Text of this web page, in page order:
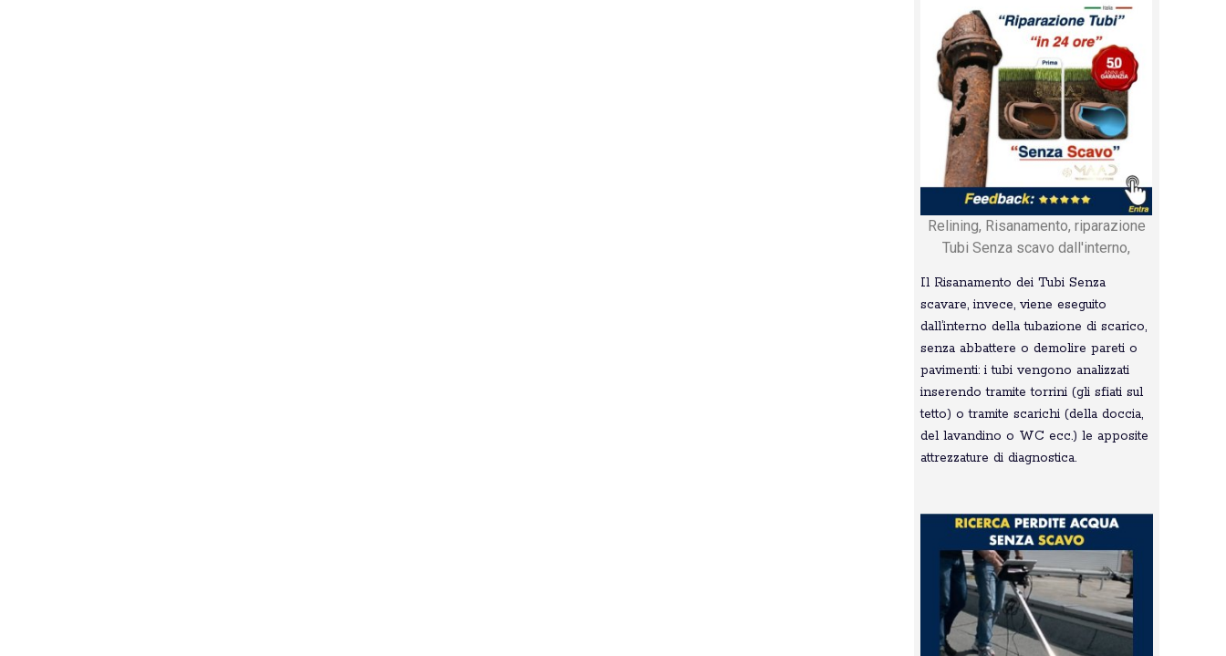
Relining, Risanamento, riparazione
Tubi Senza scavo dall'interno,
Il Risanamento dei Tubi Senza
scavare, invece, viene eseguito
dall’interno della tubazione di scarico,
senza abbattere o demolire pareti o
pavimenti: i tubi vengono analizzati
inserendo tramite torrini (gli sfiati sul
tetto) o tramite scarichi (della doccia,
del lavandino o WC ecc.) le apposite
attrezzature di diagnostica.